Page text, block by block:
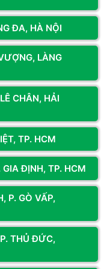
chất lượng với mức giá
lựa chọn tốt nhất để
trải nghiệm gaming
chi phí tối ưu.
P/P Cao, bạn nhận
IPS, FHD) so với số
ĐA, HÀ NỘI
LÀNG
CHÂN, HẢI
TP. HCM
ĐỊNH, TP. HCM
P. GÒ VẤP,
THỦ ĐỨC,